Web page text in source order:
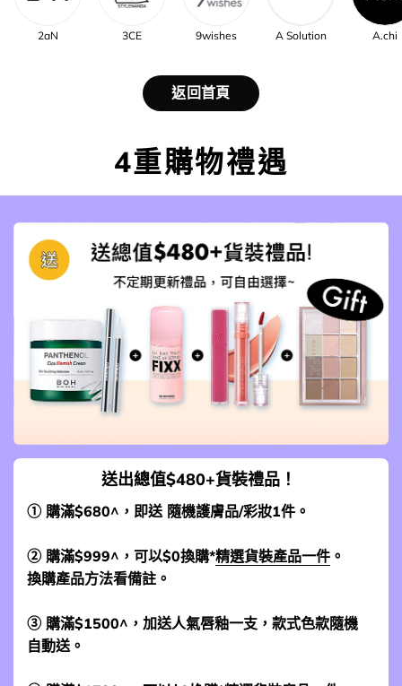
2aN 3CE 9wishes A Solution A.chi
返回首頁
4重購物禮遇
送出總值$480+貨裝禮品！
① 購滿$680^，即送 隨機護膚品/彩妝1件。
② 購滿$999^，可以$0換購*精選貨裝產品一件 。
換購產品方法看備註。
③ 購滿$1500^，加送人氣唇釉一支，款式色款隨機
自動送。